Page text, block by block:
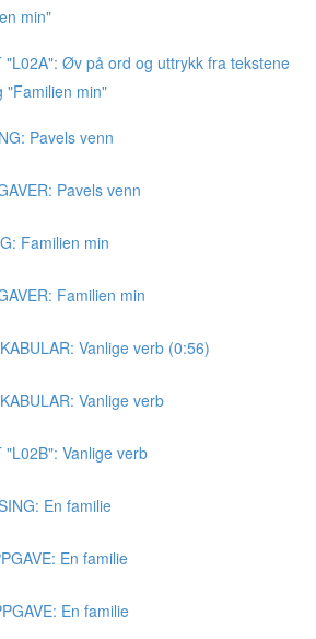
min"
"L02A": Øv på ord og uttrykk fra tekstene
"Familien min"
Pavels venn
Pavels venn
Familien min
Familien min
Vanlige verb (0:56)
Vanlige verb
"L02B": Vanlige verb
En familie
En familie
En familie